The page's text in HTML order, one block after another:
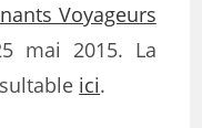
Voyageurs
mai 2015. La
ici.